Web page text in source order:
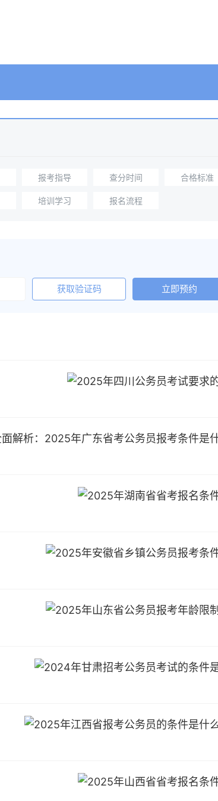
报考指导 查分时间 合格标准
培训学习 报名流程
获取验证码 立即预约